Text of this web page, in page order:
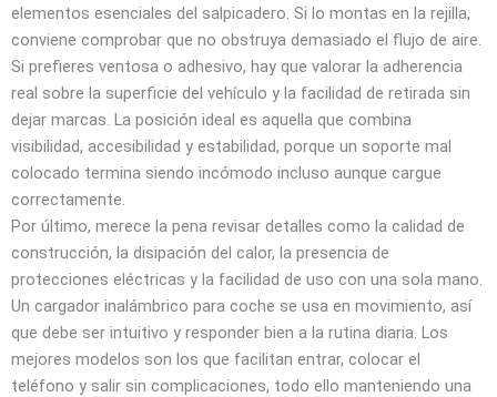
elementos esenciales del salpicadero. Si lo montas en la rejilla,
conviene comprobar que no obstruya demasiado el flujo de aire.
Si prefieres ventosa o adhesivo, hay que valorar la adherencia
real sobre la superficie del vehículo y la facilidad de retirada sin
dejar marcas. La posición ideal es aquella que combina
visibilidad, accesibilidad y estabilidad, porque un soporte mal
colocado termina siendo incómodo incluso aunque cargue
correctamente.
Por último, merece la pena revisar detalles como la calidad de
construcción, la disipación del calor, la presencia de
protecciones eléctricas y la facilidad de uso con una sola mano.
Un cargador inalámbrico para coche se usa en movimiento, así
que debe ser intuitivo y responder bien a la rutina diaria. Los
mejores modelos son los que facilitan entrar, colocar el
teléfono y salir sin complicaciones, todo ello manteniendo una